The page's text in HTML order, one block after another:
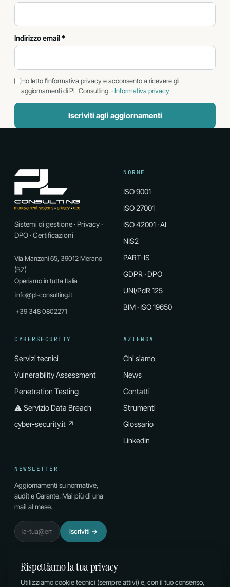
Indirizzo email *
Ho letto l'informativa privacy e acconsento a ricevere gli
aggiornamenti di PL Consulting. ·Informativa privacy
Iscriviti agli aggiornamenti
Sistemi di gestione · Privacy ·
DPO · Certificazioni
Via Manzoni 65, 39012 Merano
(BZ)
Operiamo in tutta Italia
info@pl-consulting.it
+39 348 0802271
NORME
ISO 9001
ISO 27001
ISO 42001 · AI
NIS2
PART-IS
GDPR · DPO
UNI/PdR 125
BIM · ISO 19650
CYBERSECURITY
Servizi tecnici
Vulnerability Assessment
Penetration Testing
⚠ Servizio Data Breach
cyber-security.it ↗
AZIENDA
Chi siamo
News
Contatti
Strumenti
Glossario
LinkedIn
NEWSLETTER
Aggiornamenti su normative,
audit e Garante. Mai più di una
mail al mese.
Email
Iscriviti →
Rispettiamo la tua privacy
Utilizziamo cookie tecnici (sempre attivi) e, con il tuo consenso,